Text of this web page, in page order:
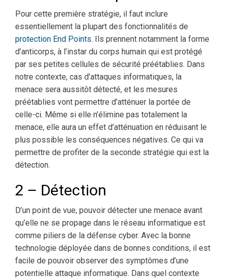
Pour cette première stratégie, il faut inclure
essentiellement la plupart des fonctionnalités de
protection End Points. Ils prennent notamment la forme
d’anticorps, à l’instar du corps humain qui est protégé
par ses petites cellules de sécurité préétablies. Dans
notre contexte, cas d’attaques informatiques, la
menace sera aussitôt détecté, et les mesures
préétablies vont permettre d’atténuer la portée de
celle-ci. Même si elle n’élimine pas totalement la
menace, elle aura un effet d’atténuation en réduisant le
plus possible les conséquences négatives. Ce qui va
permettre de profiter de la seconde stratégie qui est la
détection.
2 – Détection
D’un point de vue, pouvoir détecter une menace avant
qu’elle ne se propage dans le réseau informatique est
comme piliers de la défense cyber. Avec la bonne
technologie déployée dans de bonnes conditions, il est
facile de pouvoir observer des symptômes d’une
potentielle attaque informatique. Dans quel contexte